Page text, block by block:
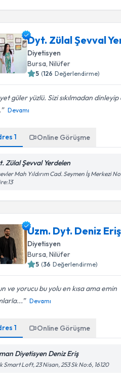
Dyt. Zülal Şevval
Diyetisyen
Bursa, Nilüfer
5 (126 Değerlendirme)
güler yüzlü. Sizi sıkılmadan
Devamı
1 Online Görüşme
Zülal Şevval Yerdelen
Mah Yıldırım Cad. Seymen İş Merkezi
Uzm. Dyt. Deniz Eriş
Diyetisyen
Bursa, Nilüfer
5 (36 Değerlendirme)
ve yorucu bu yolu en kısa ama emin
Devamı
1 Online Görüşme
Diyetisyen Deniz Eriş
Smart Loft, 23 Nisan, 253 Sk No:6, 16120